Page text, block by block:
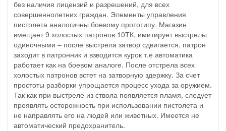
без наличия лицензий и разрешений, для всех
совершеннолетних граждан. Элементы управления
пистолета аналогичны боевому прототипу. Магазин
вмещает 9 холостых патронов 10ТК, имитирует выстрелы
одиночными – после выстрела затвор сдвигается, патрон
заходит в патронник и взводится курок т.е автоматика
работает как на боевом аналоге. После отстрела всех
холостых патронов встет на затворную здержку. За счет
простоты разборки упрощается процесс ухода за оружием.
Так как при выстреле из ствола появляется пламя, следует
проявлять осторожность при использовании пистолета и
не направлять его на людей или животных. Имеется не
автоматический предохранитель.